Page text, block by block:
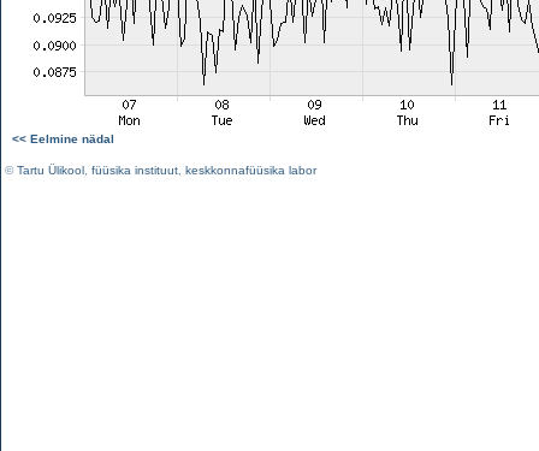
<< Eelmine nädal
©Tartu Ülikool füüsika instituut keskkonnafüüsika labor